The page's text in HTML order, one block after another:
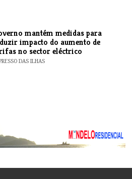
mantém medidas para
impacto do aumento de
no sector eléctrico
DAS ILHAS